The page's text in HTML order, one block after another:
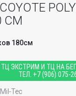
CM
180см
ТЦ ЭКСТРИМ И ТЦ НА
ТЕЛ. +7 (906) 075-
Mil-Tec